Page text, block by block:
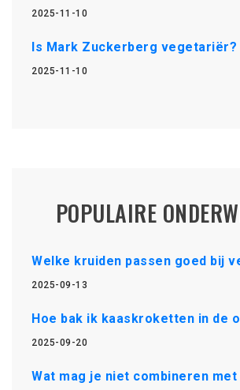
2025-11-10
Is Mark Zuckerberg vegetariër?
2025-11-10
POPULAIRE
Welke kruiden passen goed bij
2025-09-13
Hoe bak ik kaaskroketten in de
2025-09-20
Wat mag je niet combineren